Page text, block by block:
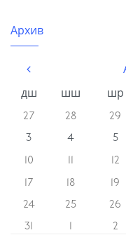
Архив
дш
шш шр
27 28 29
3
4 5
10
11 12
17
18 19
24
25 26
31
1 2